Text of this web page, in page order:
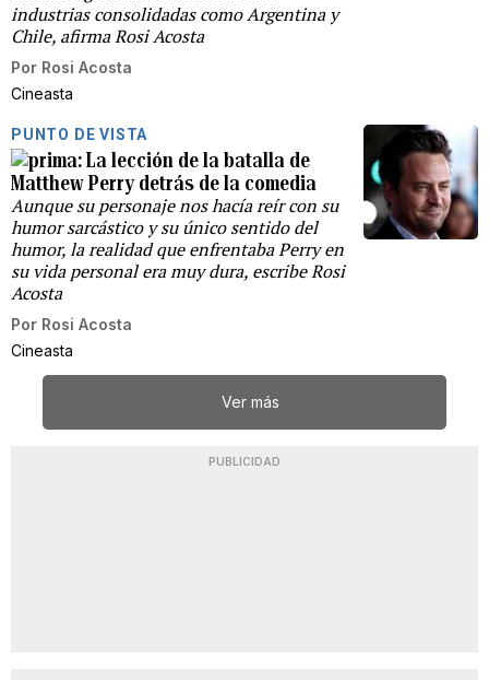
industrias consolidadas como Argentina y
Chile, afirma Rosi Acosta
Por Rosi Acosta
Cineasta
PUNTO DE VISTA
La lección de la batalla de
Matthew Perry detrás de la comedia
Aunque su personaje nos hacía reír con su
humor sarcástico y su único sentido del
humor, la realidad que enfrentaba Perry en
su vida personal era muy dura, escribe Rosi
Acosta
Por Rosi Acosta
Cineasta
Ver más
PUBLICIDAD